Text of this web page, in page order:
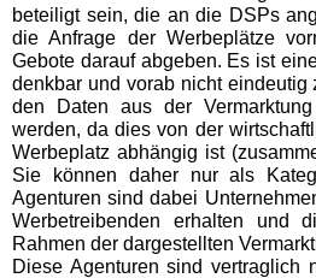
Parkleuchten Gruga
Service
Kooperation
Kontakt
beteiligt sein, die an die DSPs
die Anfrage der Werbeplätze
Gebote darauf abgeben. Es ist
denkbar und vorab nicht eindeutig
den Daten aus der
werden, da dies von der
Werbeplatz abhängig ist
Sie können daher nur als
Agenturen sind dabei
Werbetreibenden erhalten und
Rahmen der dargestellten
Diese Agenturen sind vertraglich